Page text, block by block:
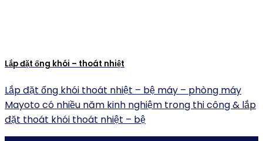
Lắp đặt ống khói – thoát nhiệt
Lắp đặt ống khói thoát nhiệt – bệ máy – phòng máy
Mayoto có nhiều năm kinh nghiệm trong thi công & lắp
đặt thoát khói thoát nhiệt – bệ